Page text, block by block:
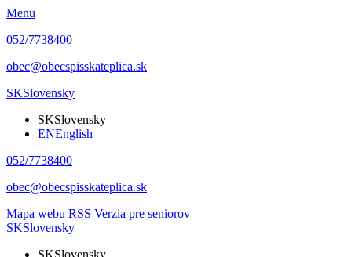
Menu
052/7738400
obec@obecspisskateplica.sk
SKSlovensky
SKSlovensky
ENEnglish
052/7738400
obec@obecspisskateplica.sk
Mapa webu RSS Verzia pre seniorov
SKSlovensky
SKSlovensky